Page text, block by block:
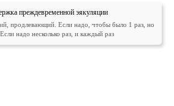
преждевременной эякуляции
продлевающий. Если надо, чтобы было 1 раз, но
надо несколько раз, и каждый раз